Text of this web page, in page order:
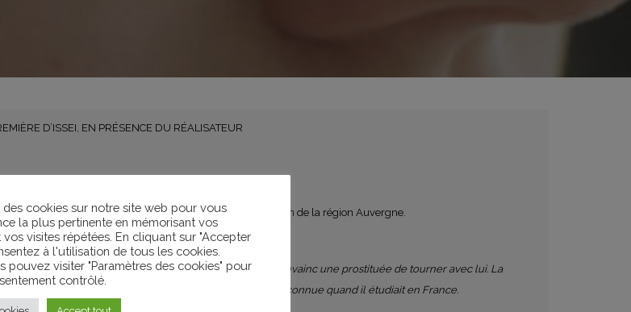
D’ISSEI, EN PRÉSENCE DU RÉALISATEUR
les Films du Bélier, ISSEI a bénéficié de l’aide à la production de la région Auvergne.
de films pornographiques à Tokyo. Une nuit, il convainc une prostituée de tourner avec lui. La
ressemble à s’y méprendre à Alexia, une jeune fille qu’il a connue quand il étudiait en France.
des cookies sur notre site web pour vous
la plus pertinente en mémorisant vos
vos visites répétées. En cliquant sur "Accepter
à l'utilisation de tous les cookies.
pouvez visiter "Paramètres des cookies" pour
contrôlé.